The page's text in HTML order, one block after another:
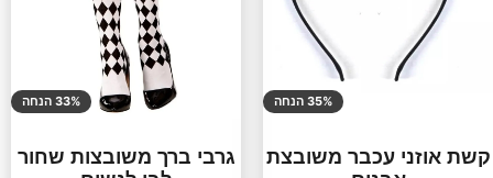
35% הנחה
קשת אוזני עכבר משובצת
33% הנחה
גרבי ברך משובצות שחור